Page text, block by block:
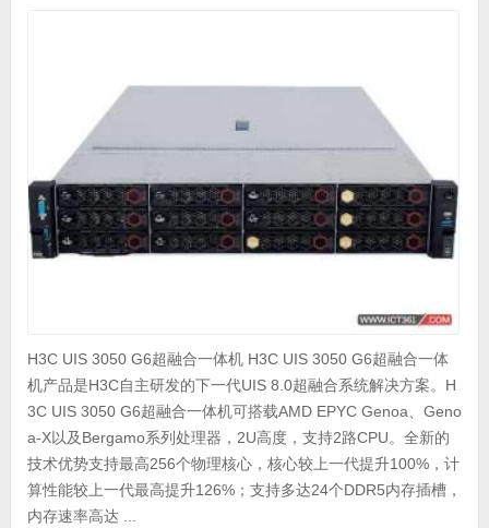
H3C UIS 3050 G6超融合一体机 H3C UIS 3050 G6超融合一体
机产品是H3C自主研发的下一代UIS 8.0超融合系统解决方案。H
3C UIS 3050 G6超融合一体机可搭载AMD EPYC Genoa、Geno
a-X以及Bergamo系列处理器，2U高度，支持2路CPU。全新的
技术优势支持最高256个物理核心，核心较上一代提升100%，计
算性能较上一代最高提升126%；支持多达24个DDR5内存插槽，
内存速率高达 ...